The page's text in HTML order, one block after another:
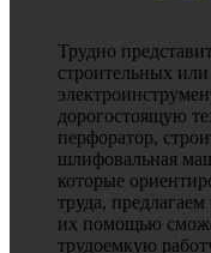
Трудно
строительных
дорогостоящую
перфоратор,
шлифовальная
которые
труда,
их помощью
трудоемкую